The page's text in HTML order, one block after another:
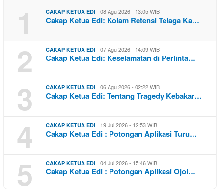
1 CAKAP KETUA EDI 08 Agu 2026 - 13:05 WIB
Cakap Ketua Edi: Kolam Retensi Telaga Ka…
2 CAKAP KETUA EDI 07 Agu 2026 - 14:09 WIB
Cakap Ketua Edi: Keselamatan di Perlinta…
3 CAKAP KETUA EDI 06 Agu 2026 - 02:22 WIB
Cakap Ketua Edi: Tentang Tragedy Kebakar…
4 CAKAP KETUA EDI 19 Jul 2026 - 12:53 WIB
Cakap Ketua Edi : Potongan Aplikasi Turu…
5 CAKAP KETUA EDI 04 Jul 2026 - 15:46 WIB
Cakap Ketua Edi : Potongan Aplikasi Ojol…